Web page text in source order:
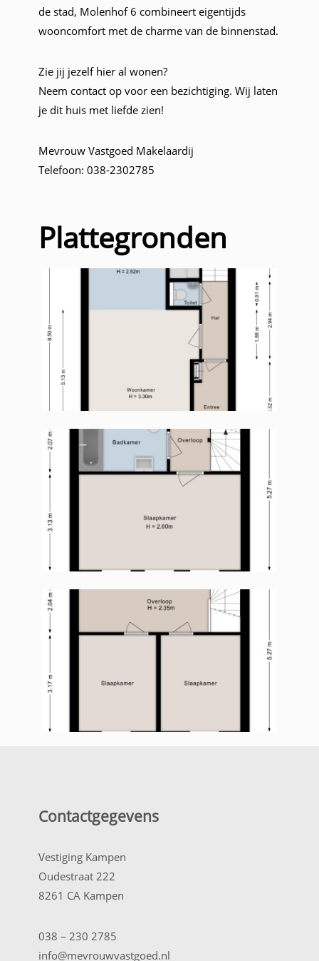
de stad, Molenhof 6 combineert eigentijds
wooncomfort met de charme van de binnenstad.
Zie jij jezelf hier al wonen?
Neem contact op voor een bezichtiging. Wij laten
je dit huis met liefde zien!
Mevrouw Vastgoed Makelaardij
Telefoon: 038-2302785
Plattegronden
Contactgegevens
Vestiging Kampen
Oudestraat 222
8261 CA Kampen
038 – 230 2785
info@mevrouwvastgoed.nl